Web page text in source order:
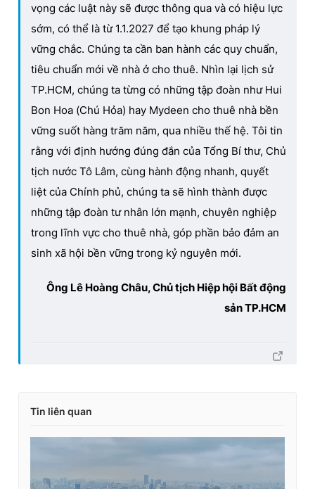
vọng các luật này sẽ được thông qua và có hiệu lực
sớm, có thể là từ 1.1.2027 để tạo khung pháp lý
vững chắc. Chúng ta cần ban hành các quy chuẩn,
tiêu chuẩn mới về nhà ở cho thuê. Nhìn lại lịch sử
TP.HCM, chúng ta từng có những tập đoàn như Hui
Bon Hoa (Chú Hỏa) hay Mydeen cho thuê nhà bền
vững suốt hàng trăm năm, qua nhiều thế hệ. Tôi tin
rằng với định hướng đúng đắn của Tổng Bí thư, Chủ
tịch nước Tô Lâm, cùng hành động nhanh, quyết
liệt của Chính phủ, chúng ta sẽ hình thành được
những tập đoàn tư nhân lớn mạnh, chuyên nghiệp
trong lĩnh vực cho thuê nhà, góp phần bảo đảm an
sinh xã hội bền vững trong kỷ nguyên mới.
Ông Lê Hoàng Châu, Chủ tịch Hiệp hội Bất động
sản TP.HCM
Tin liên quan